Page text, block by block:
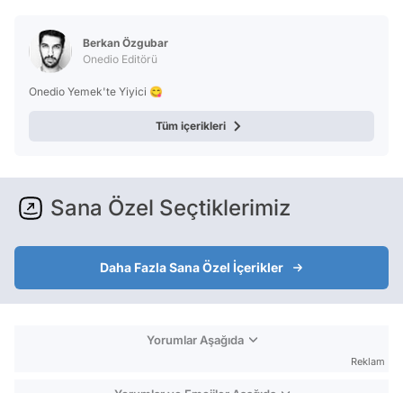
Berkan Özgubar
Onedio Editörü
Onedio Yemek'te Yiyici 😋
Tüm içerikleri
Sana Özel Seçtiklerimiz
Daha Fazla Sana Özel İçerikler
Yorumlar Aşağıda
Reklam